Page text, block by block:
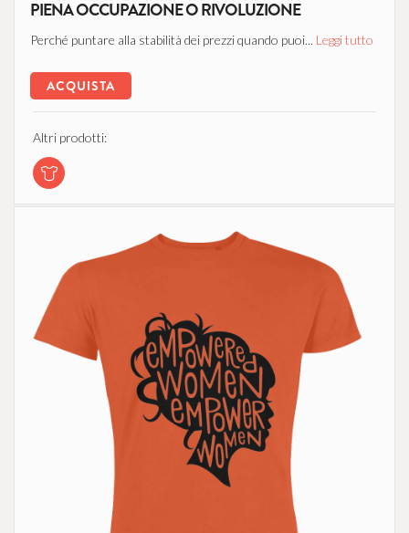
PIENA OCCUPAZIONE O RIVOLUZIONE
Perché puntare alla stabilità dei prezzi quando puoi... Leggi tutto
ACQUISTA
Altri prodotti: